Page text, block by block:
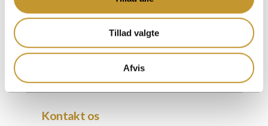
Tillad valgte
Afvis
Cvr.nr. 27005829
Kontakt os